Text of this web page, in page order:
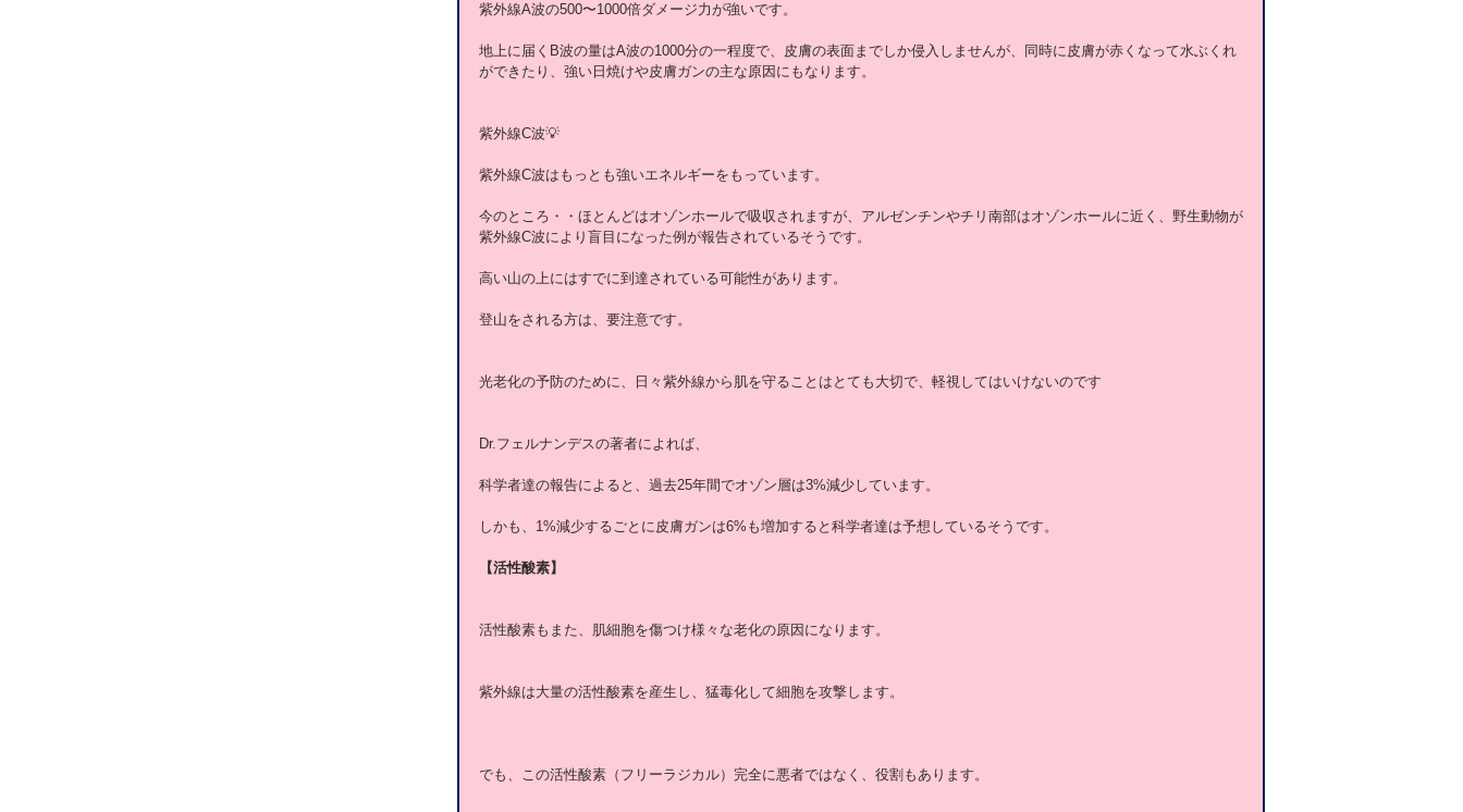
紫外線A波の500〜1000倍ダメージ力が強いです。
地上に届くB波の量はA波の1000分の一程度で、皮膚の表面までしか侵入しませんが、同時に皮膚が赤くなって水ぶくれ
ができたり、強い日焼けや皮膚ガンの主な原因にもなります。
紫外線C波💡
紫外線C波はもっとも強いエネルギーをもっています。
今のところ・・ほとんどはオゾンホールで吸収されますが、アルゼンチンやチリ南部はオゾンホールに近く、野生動物が
紫外線C波により盲目になった例が報告されているそうです。
高い山の上にはすでに到達されている可能性があります。
登山をされる方は、要注意です。
光老化の予防のために、日々紫外線から肌を守ることはとても大切で、軽視してはいけないのです
Dr.フェルナンデスの著者によれば、
科学者達の報告によると、過去25年間でオゾン層は3%減少しています。
しかも、1%減少するごとに皮膚ガンは6%も増加すると科学者達は予想しているそうです。
【活性酸素】
活性酸素もまた、肌細胞を傷つけ様々な老化の原因になります。
紫外線は大量の活性酸素を産生し、猛毒化して細胞を攻撃します。
でも、この活性酸素（フリーラジカル）完全に悪者ではなく、役割もあります。